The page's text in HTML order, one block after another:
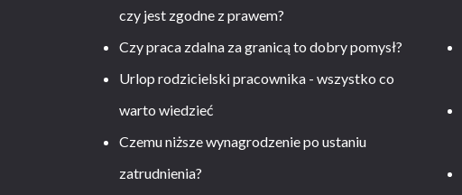
czy jest zgodne z prawem?
Czy praca zdalna za granicą to dobry pomysł?
Urlop rodzicielski pracownika - wszystko co
warto wiedzieć
Czemu niższe wynagrodzenie po ustaniu
zatrudnienia?